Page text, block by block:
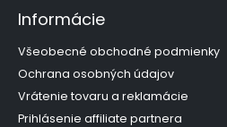
Informácie
Všeobecné obchodné podmienky
Ochrana osobných údajov
Vrátenie tovaru a reklamácie
Prihlásenie affiliate partnera